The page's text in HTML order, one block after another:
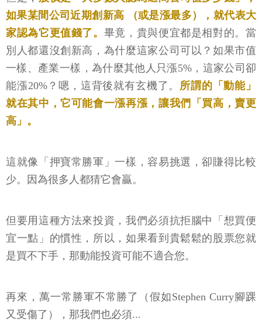
如果某間公司近期創新高 （或是漲最多），就代表大
家認為它更值錢了。 畢竟，貴與便宜都是相對的。當
別人都還沒創新高，為什麼這家公司可以？如果市值
一樣、產業一樣，為什麼其他人只漲5%，這家公司卻
能漲20%？嗯，這背後就有玄機了。 所謂的「動能」
就在其中，它可能會一漲再漲，讓我們「買高，賣更
高」。
這就像「押寶常勝軍」一樣，容易挑選，卻賺得比較
少。因為很多人都猜它會贏。
但要用這種方法來投資，我們必須抗拒腦中「想買便
宜一點」的慣性，所以，如果看到貴鬆鬆的股票您就
是買不下手，那動能投資可能不適合您。
再來，萬一常勝軍不常勝了（假如Stephen Curry腳踝
又受傷了），那我們也必須...